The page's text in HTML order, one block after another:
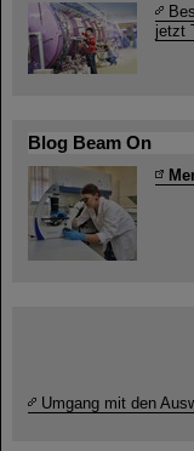
jetzt
Blog Beam On
Umgang mit den